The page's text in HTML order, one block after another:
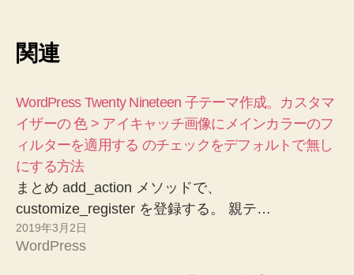
関連
WordPress Twenty Nineteen 子テーマ作成。カスタマ
イザーの 色 > アイキャッチ画像にメインカラーのフ
ィルターを適用する のチェックをデフォルトで無し
にする方法
まとめ add_action メソッドで、
customize_register を登録する。 親テ…
2019年3月2日
WordPress